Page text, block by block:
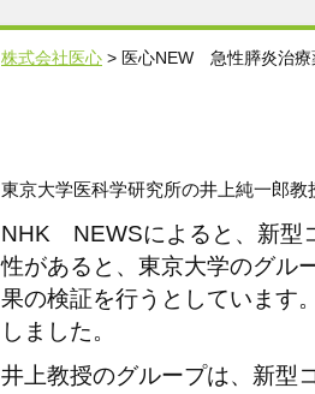
株式会社医心 > 医心NEW 急性膵炎治
東京大学医科学研究所の井上純一郎教
NHK NEWSによると、新型
性があると、東京大学のグル
果の検証を行うとしています
しました。
井上教授のグループは、新型